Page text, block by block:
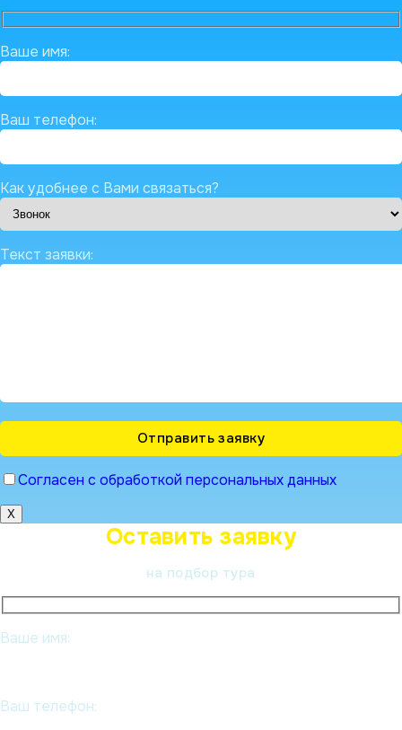
Ваше имя:
Ваш телефон:
Как удобнее с Вами связаться?
Текст заявки:
Согласен с обработкой персональных данных
X
Оставить заявку
на подбор тура
Ваше имя:
Ваш телефон: